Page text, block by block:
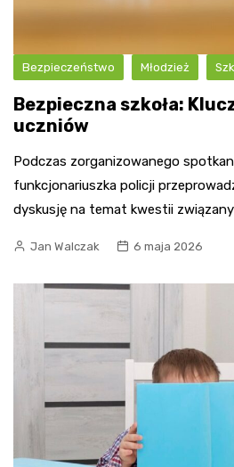
Bezpieczeństwo Młodzież
Bezpieczna szkoła:
uczniów
Podczas zorganizowanego
funkcjonariuszka policji
dyskusję na temat kwestii
Jan Walczak 6 maja 2026